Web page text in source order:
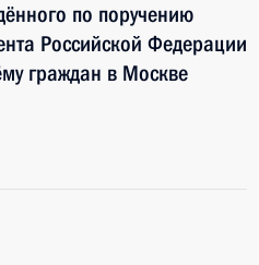
по поручению
Российской Федерации
граждан в Москве